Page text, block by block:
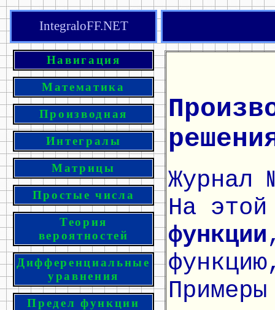
IntegraloFF.NET
Навигация
Математика
Производная
Интегралы
Матрицы
Простые числа
Теория
вероятностей
Дифференциальные
уравнения
Предел функции
Журнал
На
функции